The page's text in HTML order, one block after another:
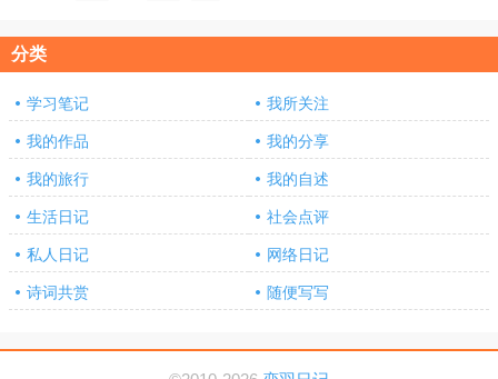
分类
学习笔记 我所关注
我的作品 我的分享
我的旅行 我的自述
生活日记 社会点评
私人日记 网络日记
诗词共赏 随便写写